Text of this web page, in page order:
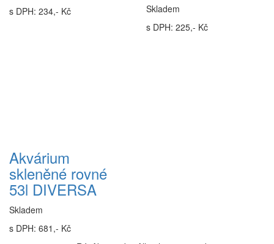
s DPH: 234,- Kč
Skladem
s DPH: 225,- Kč
Akvárium
skleněné rovné
53l DIVERSA
Skladem
s DPH: 681,- Kč